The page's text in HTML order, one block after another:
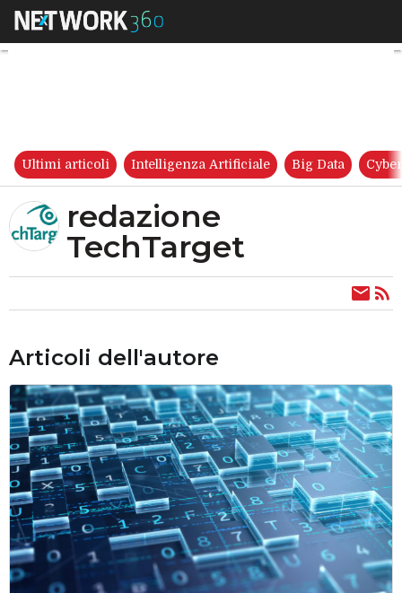
redazione TechTarget
Ultimi articoli Intelligenza Artificiale Big Data
redazione
TechTarget
Articoli dell'autore